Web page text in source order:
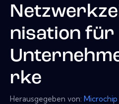
nisation für
rke
Herausgegeben von: Microchip